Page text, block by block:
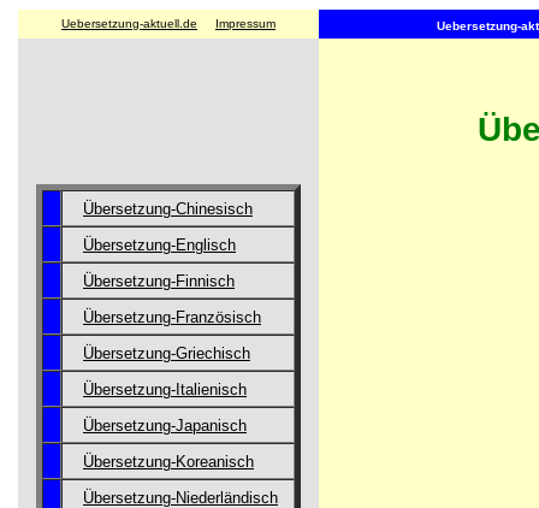
Uebersetzung-aktuell.de Impressum Uebersetzung-
Übersetzung-Chinesisch
Übersetzung-Englisch
Übersetzung-Finnisch
Übersetzung-Französisch
Übersetzung-Griechisch
Übersetzung-Italienisch
Übersetzung-Japanisch
Übersetzung-Koreanisch
Übersetzung-Niederländisch